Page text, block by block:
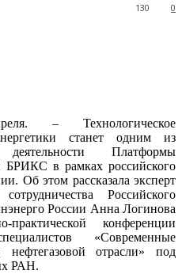
0
130
– Технологическое
станет одним из
Платформы
БРИКС в рамках российского
Об этом рассказала эксперт
Российского
России Анна Логинова
конференции
«Современные
нефтегазовой отрасли» под
РАН.